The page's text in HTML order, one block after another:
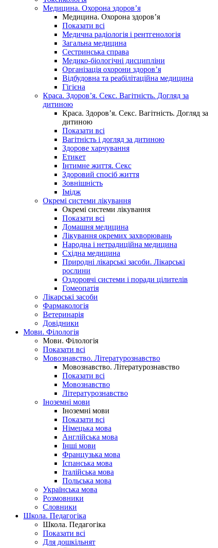
Медицина. Охорона здоров’я
Медицина. Охорона здоров’я
Показати всі
Медична радіологія і рентгенологія
Загальна медицина
Сестринська справа
Медико-біологічні дисципліни
Організація охорони здоров’я
Відбудовна та реабілітаційна медицина
Гігієна
Краса. Здоров’я. Секс. Вагітність. Догляд за
дитиною
Краса. Здоров’я. Секс. Вагітність. Догляд за
дитиною
Показати всі
Вагітність і догляд за дитиною
Здорове харчування
Етикет
Інтимне життя. Секс
Здоровий спосіб життя
Зовнішність
Імідж
Окремі системи лікування
Окремі системи лікування
Показати всі
Домашня медицина
Лікування окремих захворювань
Народна і нетрадиційна медицина
Східна медицина
Природні лікарські засоби. Лікарські
рослини
Оздоровчі системи і поради цілителів
Гомеопатія
Лікарські засоби
Фармакологія
Ветеринарія
Довідники
Мови. Філологія
Мови. Філологія
Показати всі
Мовознавство. Літературознавство
Мовознавство. Літературознавство
Показати всі
Мовознавство
Літературознавство
Іноземні мови
Іноземні мови
Показати всі
Німецька мова
Англійська мова
Інші мови
Французька мова
Іспанська мова
Італійська мова
Польська мова
Українська мова
Розмовники
Словники
Школа. Педагогіка
Школа. Педагогіка
Показати всі
Для дошкільнят